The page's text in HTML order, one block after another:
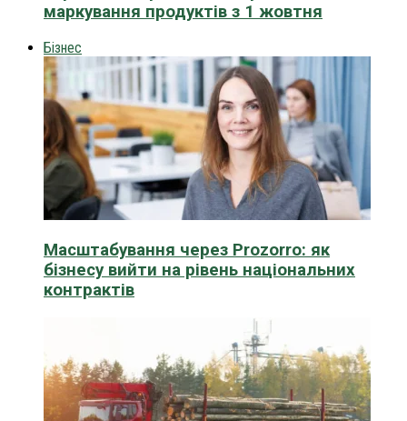
маркування продуктів з 1 жовтня
Бізнес
Масштабування через Prozorro: як
бізнесу вийти на рівень національних
контрактів